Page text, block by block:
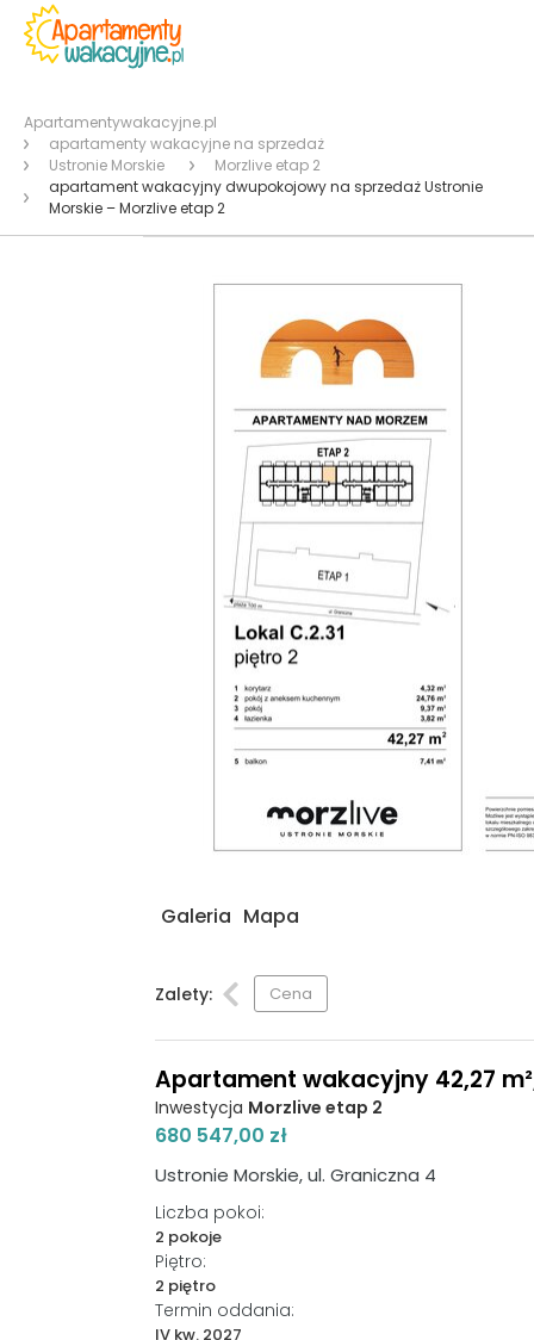
Apartamentywakacyjne.pl
apartamenty wakacyjne na sprzedaż
Ustronie Morskie
Morzlive etap 2
apartament wakacyjny dwupokojowy na sprzedaż Ustronie
Morskie – Morzlive etap 2
Galeria Mapa
Zalety: Cena
Apartament wakacyjny 42,27
Inwestycja Morzlive etap 2
680 547,00 zł
Ustronie Morskie, ul. Graniczna 4
Liczba pokoi:
2 pokoje
Piętro:
2 piętro
Termin oddania:
IV kw. 2027